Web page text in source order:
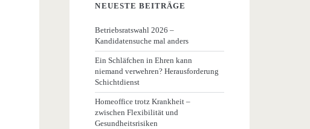
NEUESTE BEITRÄGE
Betriebsratswahl 2026 –
Kandidatensuche mal anders
Ein Schläfchen in Ehren kann
niemand verwehren? Herausforderung
Schichtdienst
Homeoffice trotz Krankheit –
zwischen Flexibilität und
Gesundheitsrisiken